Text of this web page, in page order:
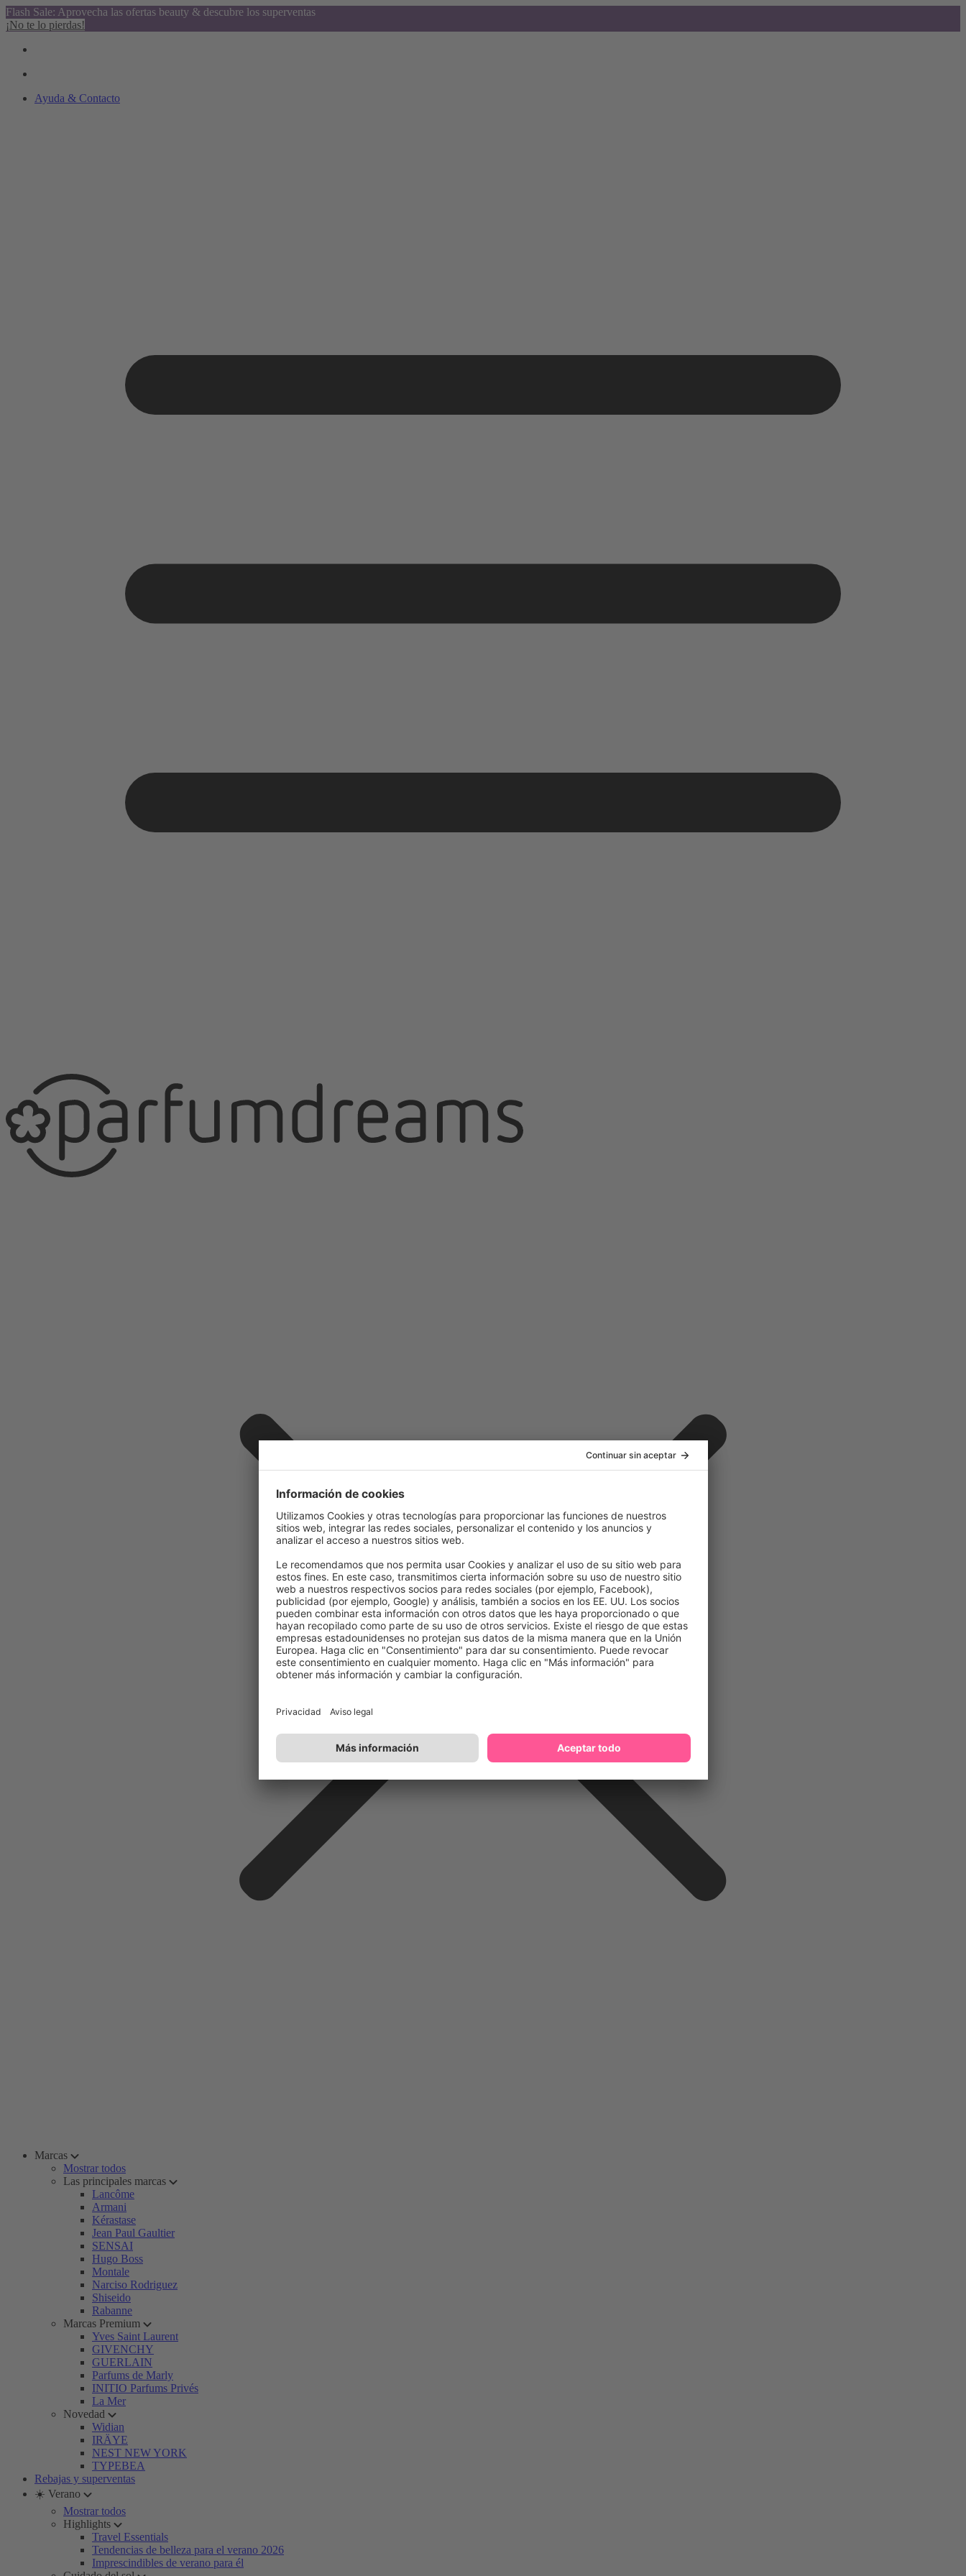
Flash Sale: Aprovecha las ofertas beauty & descubre los superventas
¡No te lo pierdas!
Ayuda & Contacto
Marcas
Mostrar todos
Las principales marcas
Lancôme
Armani
Kérastase
Jean Paul Gaultier
SENSAI
Hugo Boss
Montale
Narciso Rodriguez
Shiseido
Rabanne
Marcas Premium
Yves Saint Laurent
GIVENCHY
GUERLAIN
Parfums de Marly
INITIO Parfums Privés
La Mer
Novedad
Widian
IRÄYE
NEST NEW YORK
TYPEBEA
Rebajas y superventas
☀️ Verano
Mostrar todos
Highlights
Travel Essentials
Tendencias de belleza para el verano 2026
Imprescindibles de verano para él